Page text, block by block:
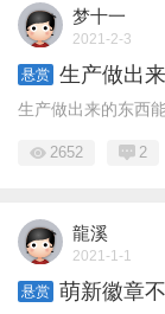
梦十一
2021-2-3
悬赏 生产做出
生产做出来的东西
2652 2
龍溪
2021-1-1
悬赏 萌新徽章